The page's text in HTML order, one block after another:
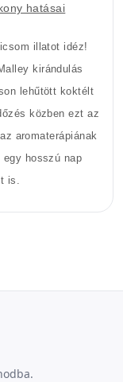
hatásai
illatot idéz!
kirándulás
lehűtött koktélt
közben ezt az
aromaterápiának
hosszú nap
is.